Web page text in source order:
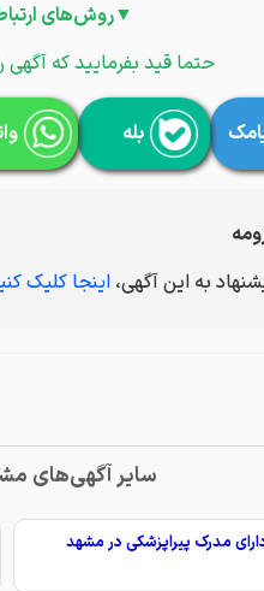
▼روش‌های
حتما قید بفرمایید که
بله
به این آگهی، اینجا کلیک
سایر آگهی‌های
مدرک پیراپزشکی در مشهد